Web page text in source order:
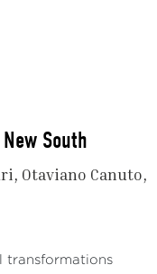
South
Otaviano Canuto
transformations